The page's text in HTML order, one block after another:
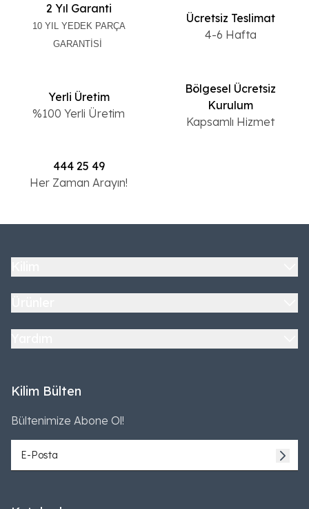
2 Yıl Garanti
10 YIL YEDEK PARÇA
GARANTİSİ
Ücretsiz Teslimat
4-6 Hafta
Yerli Üretim
%100 Yerli Üretim
Bölgesel Ücretsiz
Kurulum
Kapsamlı Hizmet
444 25 49
Her Zaman Arayın!
Kilim Bülten
Bültenimize Abone Ol!